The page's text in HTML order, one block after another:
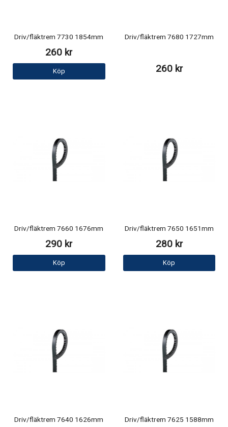
Driv/fläktrem 7730 1854mm
260 kr
Köp
Driv/fläktrem 7680 1727mm
260 kr
Driv/fläktrem 7660 1676mm
290 kr
Köp
Driv/fläktrem 7650 1651mm
280 kr
Köp
Driv/fläktrem 7640 1626mm Driv/fläktrem 7625 1588mm